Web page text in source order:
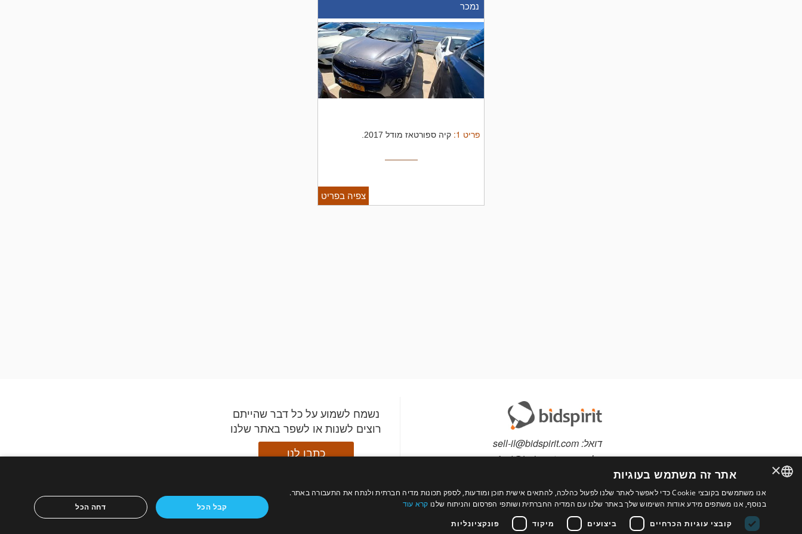
נמכר
פריט 1
: קיה ספורטאז מודל 2017.
צפיה בפריט
דואל:sell-il@bidspirit.com
טלפון:info-il@bidspirit.com
נשמח לשמוע על כל דבר שהייתם
רוצים לשנות או לשפר באתר שלנו
כתבו לנו
יש לכם פריטים למכירה?צור קשר
אתר מותאם אישית לבתי מכירותפרטים
עקבו
התקינו את אפליקציית בידספיריט,
השתתפו במכירות מהטלפון הנייד
וקבלו התראות לפני שהפריטים
ENGLISH
FRENCH
× אתר זה משתמש בעוגיות
אנו משתמשים בקובצי Cookie כדי לאפשר לאתר שלנו לפעול כהלכה, להתאים אישית תוכן ומודעות, לספק תכונות מדיה חברתית ולנתח את התעבורה באתר.
בנוסף, אנו משתפים מידע אודות השימוש שלך באתר שלנו עם המדיה החברתית ושותפי הפרסום והניתוח שלנו קרא עוד
קובצי עוגיות הכרחיים
ביצועים מיקוד פונקציונליות
קבל הכל דחה הכל